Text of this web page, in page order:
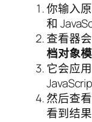
你输入
和
查看器
档对象模
它会应
然后查
看到结果